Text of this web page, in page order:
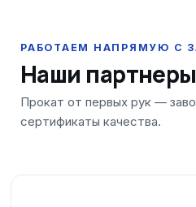
Наши партнеры